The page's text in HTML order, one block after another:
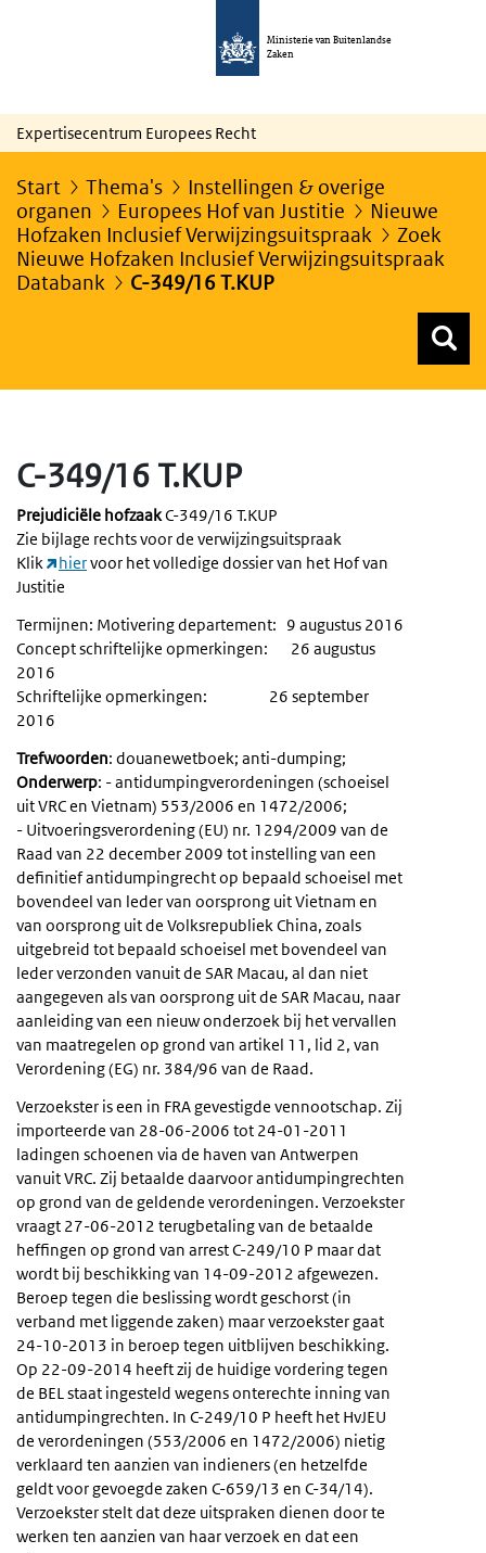
Ministerie van Buitenlandse
Zaken
Expertisecentrum Europees Recht
Start Thema's
Instellingen & overige
organen
Europees Hof van Justitie
Nieuwe
Hofzaken Inclusief Verwijzingsuitspraak
Zoek
Nieuwe Hofzaken Inclusief Verwijzingsuitspraak
Databank
C-349/16 T.KUP
C-349/16 T.KUP
Prejudiciële hofzaakC-349/16 T.KUP
Zie bijlage rechts voor de verwijzingsuitspraak
Klik
hiervoor het volledige dossier van het Hof van
Justitie
Termijnen: Motivering departement: 9 augustus 2016
Concept schriftelijke opmerkingen: 26 augustus
2016
Schriftelijke opmerkingen: 26 september
2016
Trefwoorden: douanewetboek; anti-dumping;
Onderwerp: - antidumpingverordeningen (schoeisel
uit VRC en Vietnam) 553/2006 en 1472/2006;
- Uitvoeringsverordening (EU) nr. 1294/2009 van de
Raad van 22 december 2009 tot instelling van een
definitief antidumpingrecht op bepaald schoeisel met
bovendeel van leder van oorsprong uit Vietnam en
van oorsprong uit de Volksrepubliek China, zoals
uitgebreid tot bepaald schoeisel met bovendeel van
leder verzonden vanuit de SAR Macau, al dan niet
aangegeven als van oorsprong uit de SAR Macau, naar
aanleiding van een nieuw onderzoek bij het vervallen
van maatregelen op grond van artikel 11, lid 2, van
Verordening (EG) nr. 384/96 van de Raad.
Verzoekster is een in FRA gevestigde vennootschap. Zij
importeerde van 28-06-2006 tot 24-01-2011
ladingen schoenen via de haven van Antwerpen
vanuit VRC. Zij betaalde daarvoor antidumpingrechten
op grond van de geldende verordeningen. Verzoekster
vraagt 27-06-2012 terugbetaling van de betaalde
heffingen op grond van arrest C-249/10 P maar dat
wordt bij beschikking van 14-09-2012 afgewezen.
Beroep tegen die beslissing wordt geschorst (in
verband met liggende zaken) maar verzoekster gaat
24-10-2013 in beroep tegen uitblijven beschikking.
Op 22-09-2014 heeft zij de huidige vordering tegen
de BEL staat ingesteld wegens onterechte inning van
antidumpingrechten. In C-249/10 P heeft het HvJEU
de verordeningen (553/2006 en 1472/2006) nietig
verklaard ten aanzien van indieners (en hetzelfde
geldt voor gevoegde zaken C-659/13 en C-34/14).
Verzoekster stelt dat deze uitspraken dienen door te
werken ten aanzien van haar verzoek en dat een